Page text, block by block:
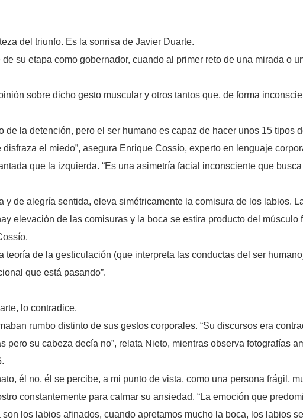
del triunfo. Es la sonrisa de Javier Duarte.
su etapa como gobernador, cuando al primer reto de una mirada o
sobre dicho gesto muscular y otros tantos que, de forma
la detención, pero el ser humano es capaz de hacer unos 15 tipos
el miedo”, asegura Enrique Cossío, experto en lenguaje
que la izquierda. “Es una asimetría facial inconsciente que
y de alegría sentida, eleva simétricamente la comisura de los labios.
elevación de las comisuras y la boca se estira producto del músculo
de la gesticulación (que interpreta las conductas del ser
que está pasando”.
lo contradice.
rumbo distinto de sus gestos corporales. “Su discursos era
su cabeza decía no”, relata Nieto, mientras observa fotografías
él no, él se percibe, a mi punto de vista, como una persona frágil,
constantemente para calmar su ansiedad. “La emoción que
los labios afinados, cuando apretamos mucho la boca, los labios